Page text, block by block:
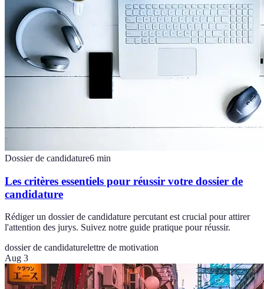
Dossier de candidature6 min
Les critères essentiels pour réussir votre dossier de
candidature
Rédiger un dossier de candidature percutant est crucial pour attirer
l'attention des jurys. Suivez notre guide pratique pour réussir.
dossier de candidaturelettre de motivation
Aug 3